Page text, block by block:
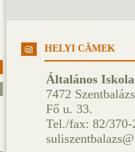
HELYI CĂ­MEK
Általános Iskola
7472 Szentbalázs
Fő u. 33.
Tel./fax: 82/370-